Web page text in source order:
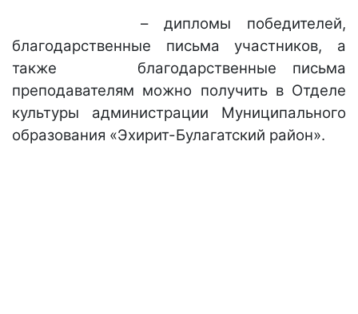
– дипломы победителей,
благодарственные письма участников, а
также благодарственные письма
преподавателям можно получить в Отделе
культуры администрации Муниципального
образования «Эхирит-Булагатский район».